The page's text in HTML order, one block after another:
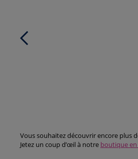
Vous souhaitez découvrir encore plus
Jetez un coup d’œil à notre boutique en